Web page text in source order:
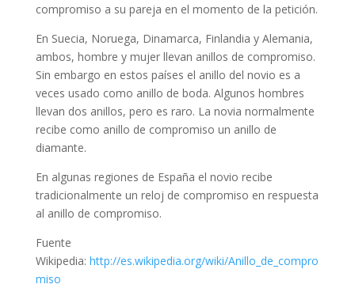
compromiso a su pareja en el momento de la petición.
En Suecia, Noruega, Dinamarca, Finlandia y Alemania,
ambos, hombre y mujer llevan anillos de compromiso.
Sin embargo en estos países el anillo del novio es a
veces usado como anillo de boda. Algunos hombres
llevan dos anillos, pero es raro. La novia normalmente
recibe como anillo de compromiso un anillo de
diamante.
En algunas regiones de España el novio recibe
tradicionalmente un reloj de compromiso en respuesta
al anillo de compromiso.
Fuente
Wikipedia: http://es.wikipedia.org/wiki/Anillo_de_compro
miso